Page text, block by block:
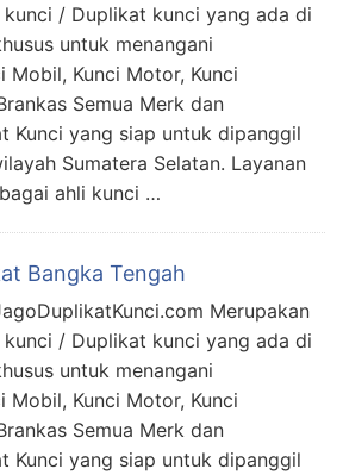
kunci / Duplikat kunci yang ada di
untuk menangani
Mobil, Kunci Motor, Kunci
Semua Merk dan
Kunci yang siap untuk dipanggil
Sumatera Selatan. Layanan
ahli kunci …
Bangka Tengah
Merupakan
kunci / Duplikat kunci yang ada di
untuk menangani
Mobil, Kunci Motor, Kunci
Semua Merk dan
Kunci yang siap untuk dipanggil